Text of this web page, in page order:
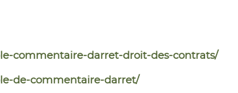
commentaire-darret-droit-des-contrats/
de-commentaire-darret/